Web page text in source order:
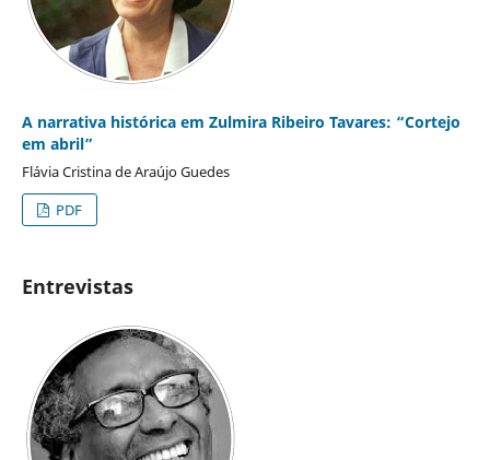
A narrativa histórica em Zulmira Ribeiro Tavares: “Cortejo
em abril”
Flávia Cristina de Araújo Guedes
PDF
Entrevistas